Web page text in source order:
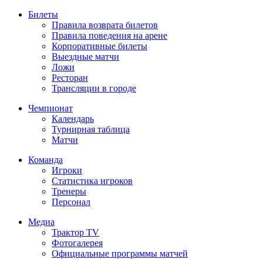
Билеты
Правила возврата билетов
Правила поведения на арене
Корпоративные билеты
Выездные матчи
Ложи
Ресторан
Трансляции в городе
Чемпионат
Календарь
Турнирная таблица
Матчи
Команда
Игроки
Статистика игроков
Тренеры
Персонал
Медиа
Трактор TV
Фотогалерея
Официальные программы матчей